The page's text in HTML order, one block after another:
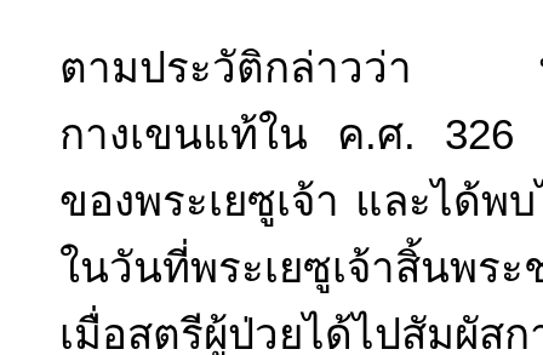
ตามประวัติกล่าวว่า พร
กางเขนแท้ใน ค.ศ. 326
ของพระเยซูเจ้า และได้
ในวันที่พระเยซูเจ้าสิ้นพ
เมื่อสตรีผู้ป่วยได้ไปสัมผัส